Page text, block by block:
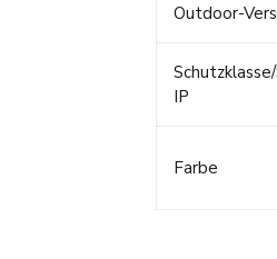
Outdoor-
IP
Farbe